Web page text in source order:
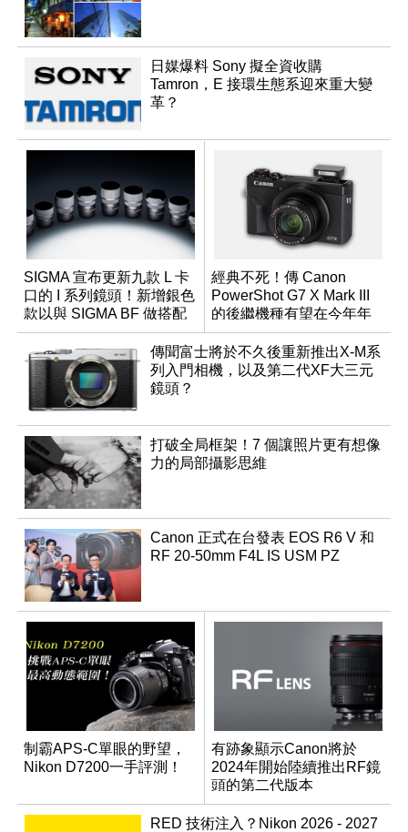
日媒爆料 Sony 擬全資收購
Tamron，E 接環生態系迎來重大變
革？
SIGMA 宣布更新九款 L 卡
口的 I 系列鏡頭！新增銀色
款以與 SIGMA BF 做搭配
經典不死！傳 Canon
PowerShot G7 X Mark III
的後繼機種有望在今年年
底前推出？
傳聞富士將於不久後重新推出X-M系
列入門相機，以及第二代XF大三元
鏡頭？
打破全局框架！7 個讓照片更有想像
力的局部攝影思維
Canon 正式在台發表 EOS R6 V 和
RF 20-50mm F4L IS USM PZ
制霸APS-C單眼的野望，
Nikon D7200一手評測！
有跡象顯示Canon將於
2024年開始陸續推出RF鏡
頭的第二代版本
RED 技術注入？Nikon 2026 - 2027